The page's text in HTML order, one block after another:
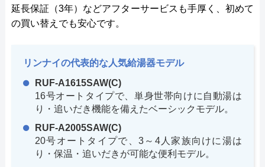
延長保証（3年）などアフターサービスも手厚く、初めて
の買い替えでも安心です。
リンナイの代表的な人気給湯器モデル
RUF-A1615SAW(C)
16号オートタイプで、単身世帯向けに自動湯は
り・追いだき機能を備えたベーシックモデル。
RUF-A2005SAW(C)
20号オートタイプで、3～4人家族向けに湯は
り・保温・追いだきが可能な便利モデル。